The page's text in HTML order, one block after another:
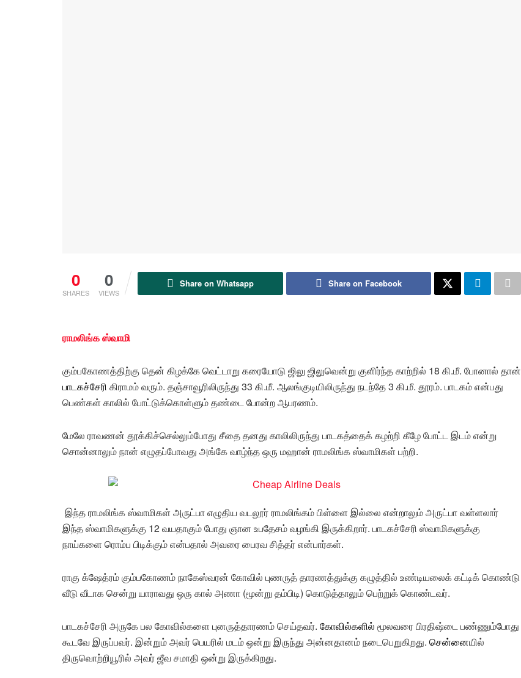
0
SHARES
0
VIEWS
Share on Whatsapp Share on Facebook
ராமலிங்க ஸ்வாமி
கும்பகோணத்திற்கு தென் கிழக்கே வெட்டாறு கரையோடு ஜிலு ஜிலுவென்று குளிர்ந்த காற்றில் 18 கி.மீ. போனால் தான்
பாடகச்சேரி கிராமம் வரும். தஞ்சாவூரிலிருந்து 33 கி.மீ. ஆலங்குடியிலிருந்து நடந்தே 3 கி.மீ. தூரம். பாடகம் என்பது
பெண்கள் காலில் போட்டுக்கொள்ளும் தண்டை போன்ற ஆபரணம்.
மேலே ராவணன் தூக்கிச்செல்லும்போது சீதை தனது காலிலிருந்து பாடகத்தைக் கழற்றி கீழே போட்ட இடம் என்று
சொன்னாலும் நான் எழுதப்போவது அங்கே வாழ்ந்த ஒரு மஹான் ராமலிங்க ஸ்வாமிகள் பற்றி.
இந்த ராமலிங்க ஸ்வாமிகள் அருட்பா எழுதிய வடலூர் ராமலிங்கம் பிள்ளை இல்லை என்றாலும் அருட்பா வள்ளலார்
இந்த ஸ்வாமிகளுக்கு 12 வயதாகும் போது ஞான உபதேசம் வழங்கி இருக்கிறார். பாடகச்சேரி ஸ்வாமிகளுக்கு
நாய்களை ரொம்ப பிடிக்கும் என்பதால் அவரை பைரவ சித்தர் என்பார்கள்.
ராகு க்ஷேத்ரம் கும்பகோணம் நாகேஸ்வரன் கோவில் புணருத் தாரணத்துக்கு கழுத்தில் உண்டியலைக் கட்டிக் கொண்டு
வீடு வீடாக சென்று யாராவது ஒரு கால் அணா (மூன்று தம்பிடி) கொடுத்தாலும் பெற்றுக் கொண்டவர்.
பாடகச்சேரி அருகே பல கோவில்களை புனருத்தாரணம் செய்தவர். கோவில்களில் மூலவரை பிரதிஷ்டை பண்ணும்போது
கூடவே இருப்பவர். இன்றும் அவர் பெயரில் மடம் ஒன்று இருந்து அன்னதானம் நடைபெறுகிறது. சென்னையில்
திருவொற்றியூரில் அவர் ஜீவ சமாதி ஒன்று இருக்கிறது.